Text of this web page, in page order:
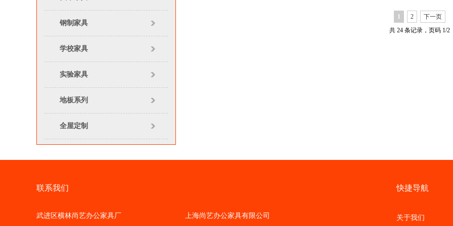
钢制家具
学校家具
实验家具
地板系列
全屋定制
1 2
下一页
共 24 条记录，页码 1/2
联系我们
武进区横林尚艺办公家具厂 上海尚艺办公家具有限公司
快捷导航
关于我们